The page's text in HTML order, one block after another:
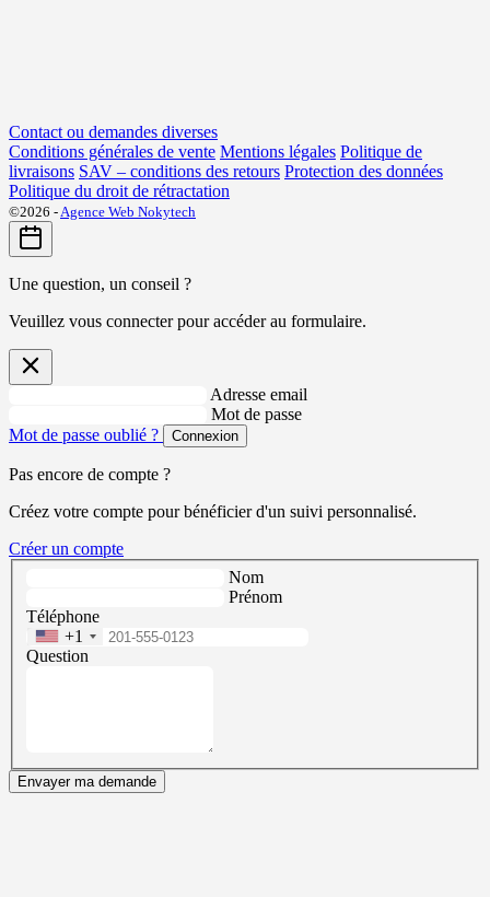
Contact ou demandes diverses
Conditions générales de vente Mentions légales Politique de
livraisons SAV – conditions des retours Protection des données
Politique du droit de rétractation
©2026 -Agence Web Nokytech
Une question, un conseil ?
Veuillez vous connecter pour accéder au formulaire.
Adresse email
Mot de passe
Mot de passe oublié ?
Connexion
Pas encore de compte ?
Créez votre compte pour bénéficier d'un suivi personnalisé.
Créer un compte
Nom
Prénom
Téléphone
+1
Question
Envayer ma demande